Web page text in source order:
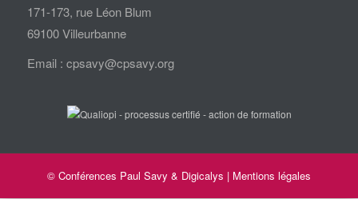
171-173, rue Léon Blum
69100 Villeurbanne
Email : cpsavy@cpsavy.org
© Conférences Paul Savy & Digicalys | Mentions légales